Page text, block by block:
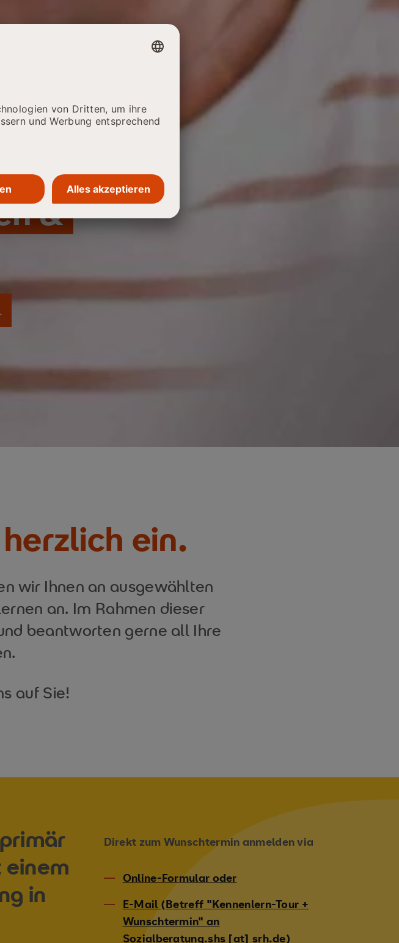
&
ein.
wir Ihnen an ausgewählten
an. Im Rahmen dieser
beantworten gerne all Ihre
auf Sie!
in
Direkt zum Wunschtermin anmelden via
Online-Formular oder
E-Mail (Betreff "Kennenlern-Tour +
Wunschtermin" an
Sozialberatung.shs [at] srh.de)